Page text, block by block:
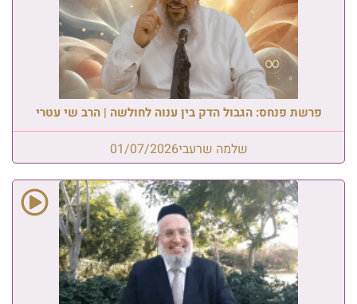
פרשת פנחס: הגבול הדק בין ענוה לחולשה | הרב שי עטרי
שלמה שרעבי01/07/2026